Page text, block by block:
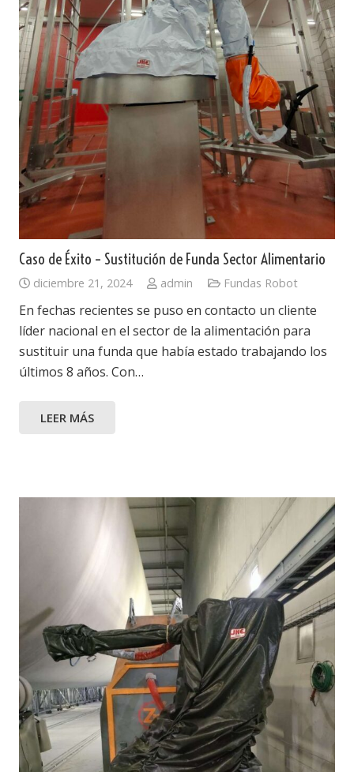
Caso de Éxito – Sustitución de Funda Sector Alimentario
diciembre 21, 2024 admin Fundas Robot
En fechas recientes se puso en contacto un cliente
líder nacional en el sector de la alimentación para
sustituir una funda que había estado trabajando los
últimos 8 años. Con…
LEER MÁS